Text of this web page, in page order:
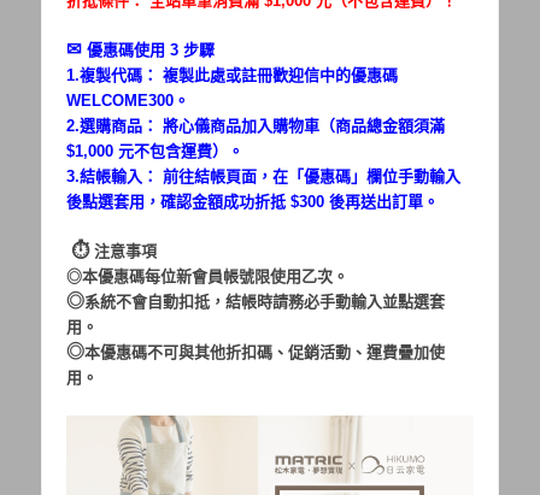
帳號：
密碼：
✉︎ 優惠碼使用 3 步驟
1.複製代碼： 複製此處或註冊歡迎信中的優惠碼
WELCOME300。
2.選購商品： 將心儀商品加入購物車（商品總金額須滿
$1,000 元不包含運費）。
3.結帳輸入： 前往結帳頁面，在「優惠碼 」欄位手動輸入
後點選套用，確認金額成功折抵 $300 後再送出訂單。
⏱︎ 注意事項
◎本優惠碼每位新會員帳號限使用乙次。
◎系統不會自動扣抵，結帳時請務必手動輸入並點選套
用。
◎本優惠碼不可與其他折扣碼、促銷活動、運費疊加使
用。